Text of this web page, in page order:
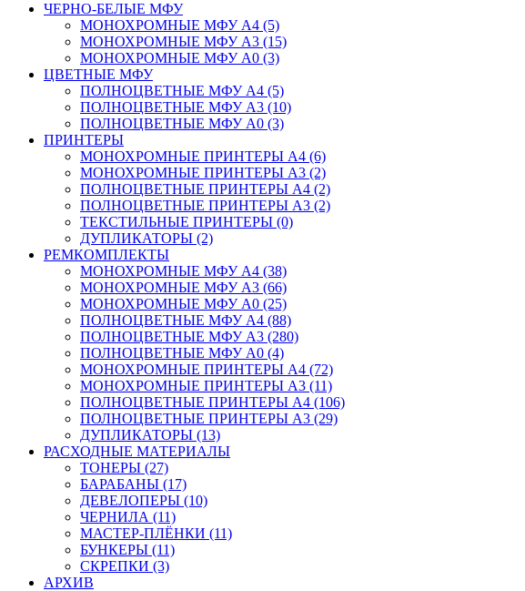
ЧЕРНО-БЕЛЫЕ МФУ
МОНОХРОМНЫЕ МФУ А4 (5)
МОНОХРОМНЫЕ МФУ А3 (15)
МОНОХРОМНЫЕ МФУ А0 (3)
ЦВЕТНЫЕ МФУ
ПОЛНОЦВЕТНЫЕ МФУ А4 (5)
ПОЛНОЦВЕТНЫЕ МФУ А3 (10)
ПОЛНОЦВЕТНЫЕ МФУ А0 (3)
ПРИНТЕРЫ
МОНОХРОМНЫЕ ПРИНТЕРЫ А4 (6)
МОНОХРОМНЫЕ ПРИНТЕРЫ А3 (2)
ПОЛНОЦВЕТНЫЕ ПРИНТЕРЫ А4 (2)
ПОЛНОЦВЕТНЫЕ ПРИНТЕРЫ А3 (2)
ТЕКСТИЛЬНЫЕ ПРИНТЕРЫ (0)
ДУПЛИКАТОРЫ (2)
РЕМКОМПЛЕКТЫ
МОНОХРОМНЫЕ МФУ А4 (38)
МОНОХРОМНЫЕ МФУ А3 (66)
МОНОХРОМНЫЕ МФУ А0 (25)
ПОЛНОЦВЕТНЫЕ МФУ А4 (88)
ПОЛНОЦВЕТНЫЕ МФУ А3 (280)
ПОЛНОЦВЕТНЫЕ МФУ А0 (4)
МОНОХРОМНЫЕ ПРИНТЕРЫ А4 (72)
МОНОХРОМНЫЕ ПРИНТЕРЫ А3 (11)
ПОЛНОЦВЕТНЫЕ ПРИНТЕРЫ А4 (106)
ПОЛНОЦВЕТНЫЕ ПРИНТЕРЫ А3 (29)
ДУПЛИКАТОРЫ (13)
РАСХОДНЫЕ МАТЕРИАЛЫ
ТОНЕРЫ (27)
БАРАБАНЫ (17)
ДЕВЕЛОПЕРЫ (10)
ЧЕРНИЛА (11)
МАСТЕР-ПЛЁНКИ (11)
БУНКЕРЫ (11)
СКРЕПКИ (3)
АРХИВ